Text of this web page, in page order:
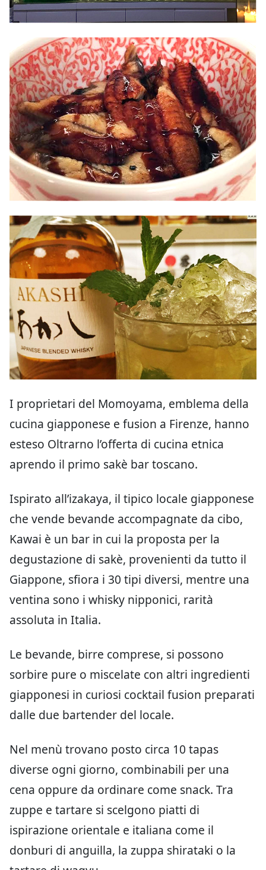
I proprietari del Momoyama, emblema della
cucina giapponese e fusion a Firenze, hanno
esteso Oltrarno l’offerta di cucina etnica
aprendo il primo sakè bar toscano.
Ispirato all’izakaya, il tipico locale giapponese
che vende bevande accompagnate da cibo,
Kawai è un bar in cui la proposta per la
degustazione di sakè, provenienti da tutto il
Giappone, sfiora i 30 tipi diversi, mentre una
ventina sono i whisky nipponici, rarità
assoluta in Italia.
Le bevande, birre comprese, si possono
sorbire pure o miscelate con altri ingredienti
giapponesi in curiosi cocktail fusion preparati
dalle due bartender del locale.
Nel menù trovano posto circa 10 tapas
diverse ogni giorno, combinabili per una
cena oppure da ordinare come snack. Tra
zuppe e tartare si scelgono piatti di
ispirazione orientale e italiana come il
donburi di anguilla, la zuppa shirataki o la